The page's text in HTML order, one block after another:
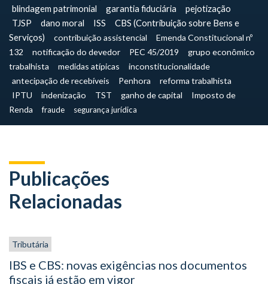
blindagem patrimonial
garantia fiduciária
pejotização
TJSP
dano moral ISS
CBS (Contribuição sobre Bens e
Serviços)
contribuição assistencial
Emenda Constitucional nº
132
notificação do devedor PEC 45/2019
grupo econômico
trabalhista
medidas atípicas
inconstitucionalidade
antecipação de recebíveis
Penhora
reforma trabalhista
IPTU
indenização TST ganho de capital
Imposto de
Renda
fraude segurança jurídica
Publicações
Relacionadas
Tributária
IBS e CBS: novas exigências nos documentos
fiscais já estão em vigor